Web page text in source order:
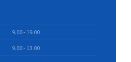
9.00 - 19.00
9.00 - 13.00